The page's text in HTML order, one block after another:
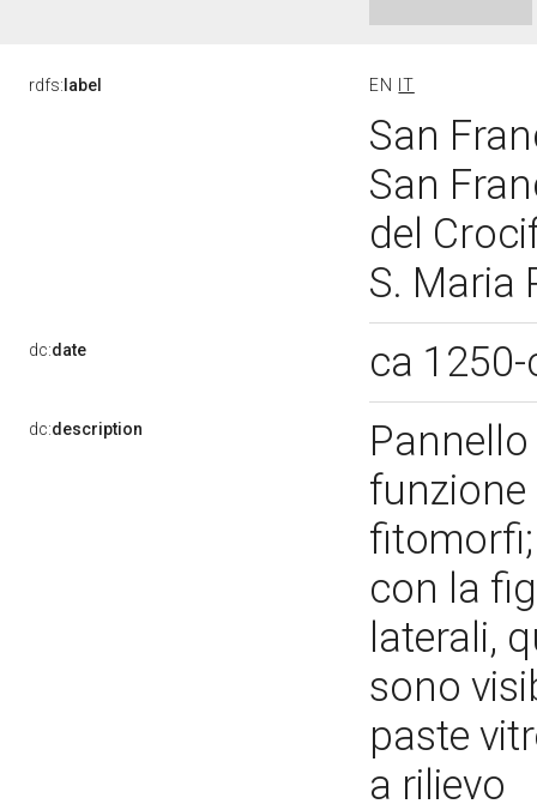
rdfs: label EN IT
San
San
del
S. Maria
dc:date ca
dc:description
con la
laterali,
sono
paste
a rilievo